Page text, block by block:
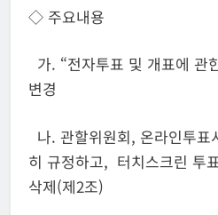
◇ 주요내용
가. “전자투표 및 개표에 관
변경
나. 관할위원회, 온라인투
히 규정하고, 터치스크린 투
삭제(제2조)